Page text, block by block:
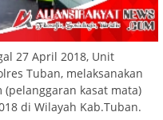
27 April 2018, Unit
Tuban, melaksanakan
kasat mata)
di Wilayah Kab.Tuban.